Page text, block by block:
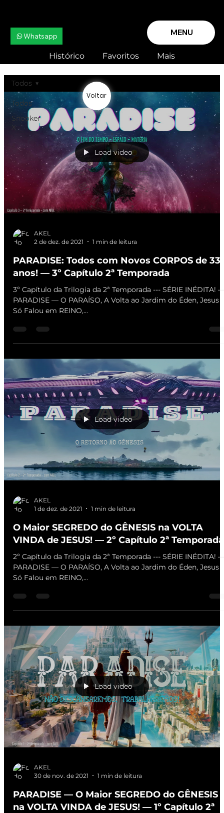
MENU
Whatsapp
Histórico Favoritos Mais
Todos
Snooker
X
Todos
Load video
AKEL
2 de dez. de 2021
1 min de leitura
PARADISE: Todos com Novos CORPOS de 33
anos! — 3º Capítulo 2ª Temporada
3º Capítulo da Trilogia da 2ª Temporada --- SÉRIE INÉDITA!
PARADISE — O PARAÍSO, A Volta ao Jardim do Éden, Jesus
Só Falou em REINO,...
Load video
AKEL
1 de dez. de 2021
1 min de leitura
O Maior SEGREDO do GÊNESIS na VOLTA
VINDA de JESUS! — 2º Capítulo 2ª Temporada
2º Capítulo da Trilogia da 2ª Temporada --- SÉRIE INÉDITA!
PARADISE — O PARAÍSO, A Volta ao Jardim do Éden, Jesus
Só Falou em REINO,...
Load video
AKEL
30 de nov. de 2021
1 min de leitura
PARADISE — O Maior SEGREDO do GÊNESIS
na VOLTA VINDA de JESUS! — 1º Capítulo 2ª
Voltar